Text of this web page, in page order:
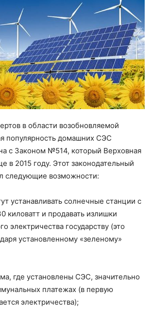
в области возобновляемой
популярность домашних СЭС
с Законом №514, который Верховная
в 2015 году. Этот законодательный
следующие возможности:
устанавливать солнечные станции с
киловатт и продавать излишки
электричества государству (это
установленному «зеленому»
где установлены СЭС, значительно
платежах (в первую
электричества);